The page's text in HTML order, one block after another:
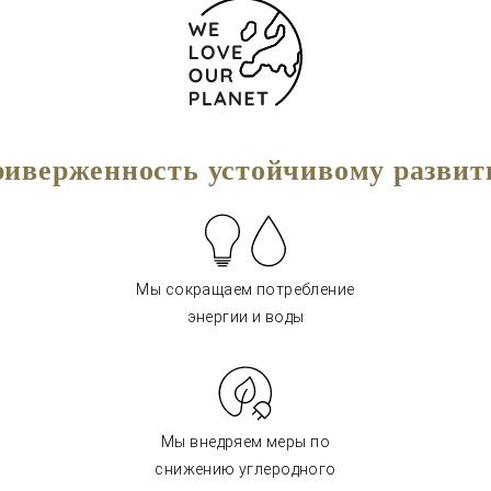
устойчивому
Мы сокращаем потребление
энергии и воды
Мы внедряем меры по
снижению углеродного